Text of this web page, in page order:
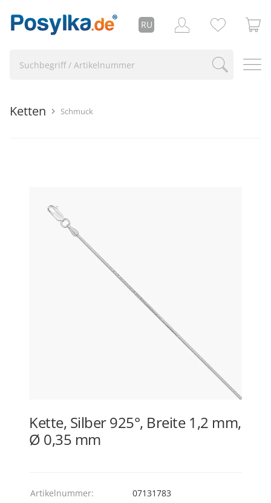
RU
Schmuck
Ketten
Kette, Silber 925°, Breite 1,2 mm,
Ø 0,35 mm
Artikelnummer:
07131783